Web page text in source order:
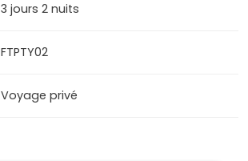
3 jours 2 nuits
FTPTY02
Voyage privé